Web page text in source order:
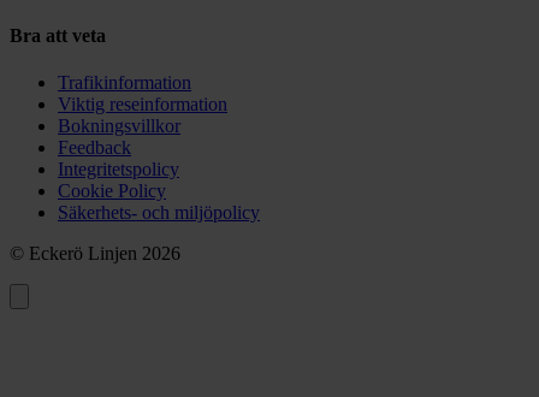
Bra att veta
Trafikinformation
Viktig reseinformation
Bokningsvillkor
Feedback
Integritetspolicy
Cookie Policy
Säkerhets- och miljöpolicy
© Eckerö Linjen 2026